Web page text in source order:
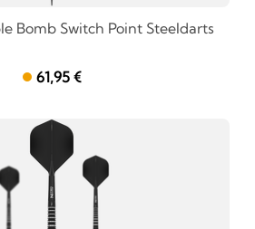
Bomb Switch Point Steeldarts
61,95 €